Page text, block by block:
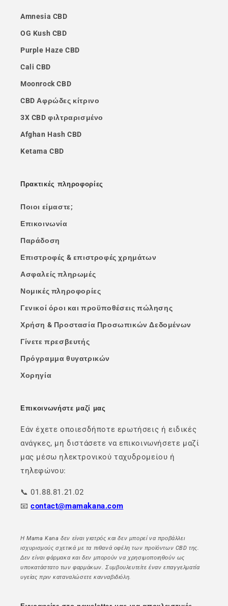
Amnesia CBD
OG Kush CBD
Purple Haze CBD
Cali CBD
Moonrock CBD
CBD Αφρώδες κίτρινο
3X CBD φιλτραρισμένο
Afghan Hash CBD
Ketama CBD
Πρακτικές πληροφορίες
Ποιοι είμαστε;
Επικοινωνία
Παράδοση
Επιστροφές & επιστροφές χρημάτων
Ασφαλείς πληρωμές
Νομικές πληροφορίες
Γενικοί όροι και προϋποθέσεις πώλησης
Χρήση & Προστασία Προσωπικών Δεδομένων
Γίνετε πρεσβευτής
Πρόγραμμα θυγατρικών
Χορηγία
Επικοινωνήστε μαζί μας
Εάν έχετε οποιεσδήποτε ερωτήσεις ή ειδικές
ανάγκες, μη διστάσετε να επικοινωνήσετε μαζί
μας μέσω ηλεκτρονικού ταχυδρομείου ή
τηλεφώνου:
📞 01.88.81.21.02
📧contact@mamakana.com
Η Mama Kana δεν είναι γιατρός και δεν μπορεί να προβάλλει
ισχυρισμούς σχετικά με τα πιθανά οφέλη των προϊόντων CBD της.
Δεν είναι φάρμακα και δεν μπορούν να χρησιμοποιηθούν ως
υποκατάστατο των φαρμάκων. Συμβουλευτείτε έναν επαγγελματία
υγείας πριν καταναλώσετε κανναβιδιόλη.